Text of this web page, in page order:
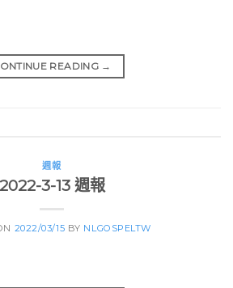
READING →
週報
2022-3-13 週報
2022/03/15 BY NLGOSPELTW